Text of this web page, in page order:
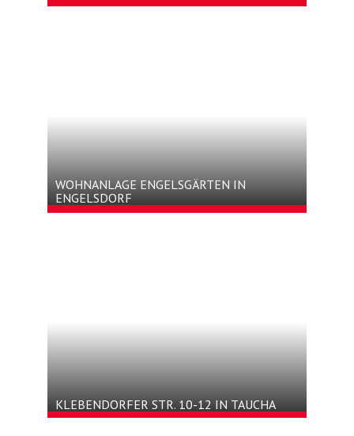
WOHNANLAGE ENGELSGÄRTEN IN
ENGELSDORF
KLEBENDORFER STR. 10-12 IN TAUCHA